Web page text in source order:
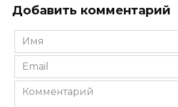
Добавить комментарий
Имя
*
Email
*
Комментарий